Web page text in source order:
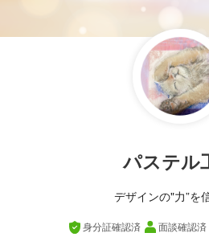
パステル
デザインの"力”を
身分証確認済 面談確認済